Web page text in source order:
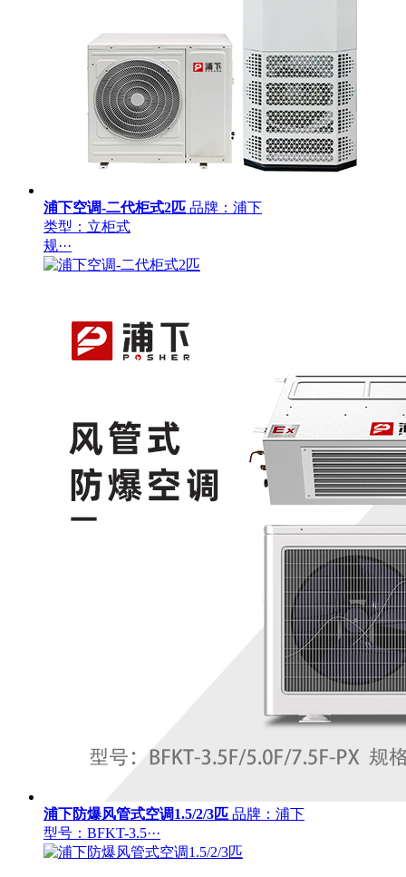
浦下空调-二代柜式2匹 品牌：浦下
类型：立柜式
规···
浦下防爆风管式空调1.5/2/3匹 品牌：浦下
型号：BFKT-3.5···